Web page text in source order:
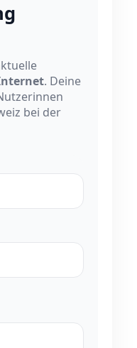
. Deine
bei der